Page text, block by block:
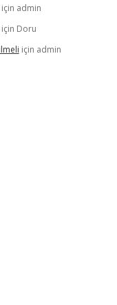
için admin
için Doru
için admin